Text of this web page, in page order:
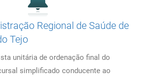
Regional de Saúde de
Tejo
unitária de ordenação final do
simplificado conducente ao